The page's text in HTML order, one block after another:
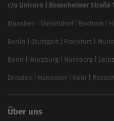
Linkbuilding 2025
Local SEO
SEO für Online Shops
Brand Monitoring 2025
c/o Unicorn | Rosenheimer Straße
München Düsseldorf| Bochum
Berlin Stuttgart Frankfurt
Bonn Würzburg Nürnberg
Dresden Hannover Köln
Über uns